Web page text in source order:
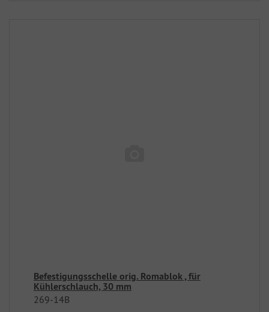
Befestigungsschelle orig. Romablok , für
Kühlerschlauch, 30 mm
269-14B